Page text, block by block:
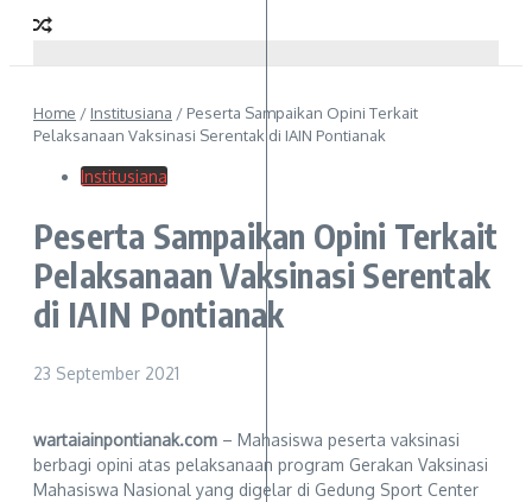
Home / Institusiana / Peserta Sampaikan Opini Terkait
Pelaksanaan Vaksinasi Serentak di IAIN Pontianak
Institusiana
Peserta Sampaikan Opini Terkait
Pelaksanaan Vaksinasi Serentak
di IAIN Pontianak
23 September 2021
wartaiainpontianak.com – Mahasiswa peserta vaksinasi
berbagi opini atas pelaksanaan program Gerakan Vaksinasi
Mahasiswa Nasional yang digelar di Gedung Sport Center